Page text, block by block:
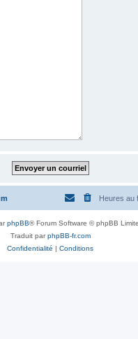
Heures au
phpBB® Forum Software © phpBB
Traduit parphpBB-fr.com
Confidentialité | Conditions